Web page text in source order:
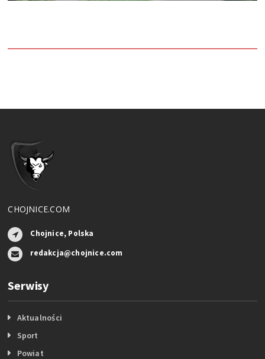
CHOJNICE.COM
Chojnice, Polska
redakcja@chojnice.com
Serwisy
Aktualności
Sport
Powiat